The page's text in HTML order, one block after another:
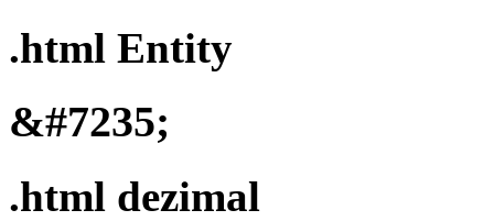
.html Entity
&#7235;
.html dezimal